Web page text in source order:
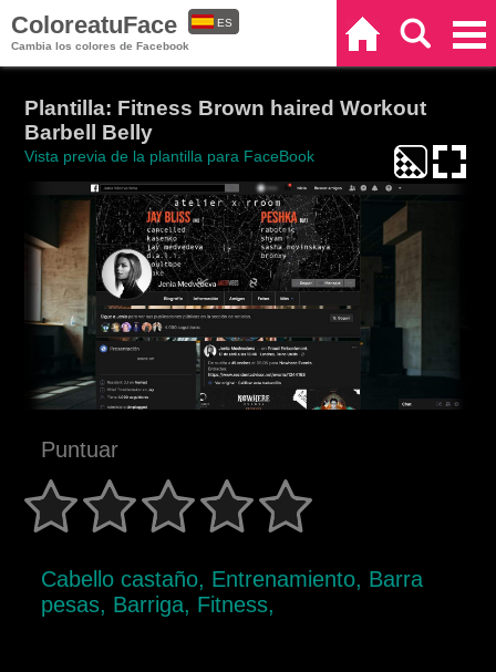
ColoreatuFace
Cambia los colores de Facebook
ES
Plantilla: Fitness Brown haired Workout
Barbell Belly
Vista previa de la plantilla para FaceBook
Puntuar
Cabello castaño, Entrenamiento, Barra
pesas, Barriga, Fitness,